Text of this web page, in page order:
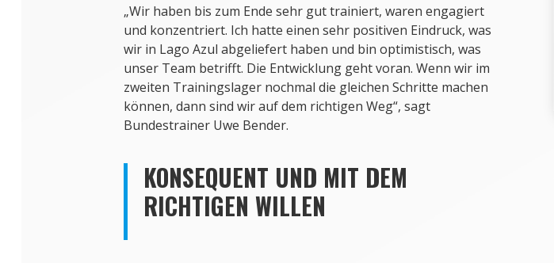
„Wir haben bis zum Ende sehr gut trainiert, waren engagiert
und konzentriert. Ich hatte einen sehr positiven Eindruck, was
wir in Lago Azul abgeliefert haben und bin optimistisch, was
unser Team betrifft. Die Entwicklung geht voran. Wenn wir im
zweiten Trainingslager nochmal die gleichen Schritte machen
können, dann sind wir auf dem richtigen Weg“, sagt
Bundestrainer Uwe Bender.
KONSEQUENT UND MIT DEM
RICHTIGEN WILLEN